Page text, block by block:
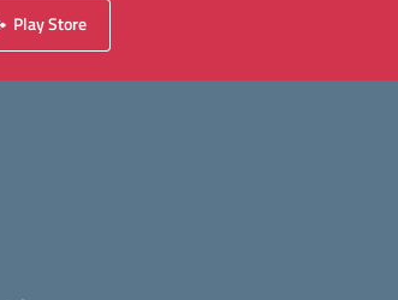
Play Store